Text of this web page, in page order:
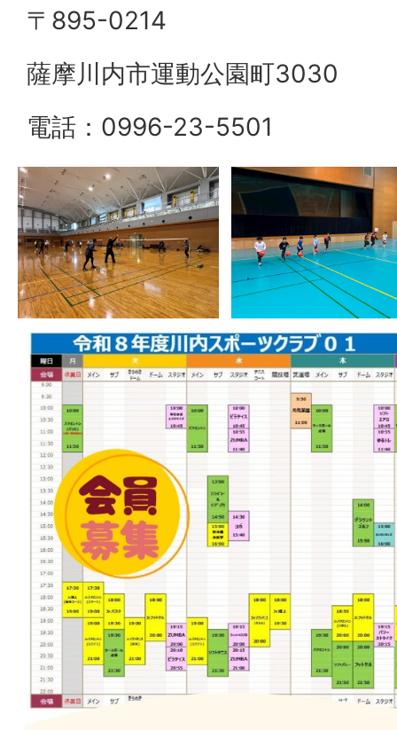
〒895-0214
薩摩川内市運動公園町3030
電話：0996-23-5501